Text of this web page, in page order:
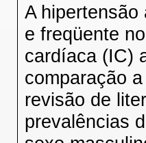
A hipertensão
e freqüente
cardíaca (IC)
comparação
revisão de
prevalências